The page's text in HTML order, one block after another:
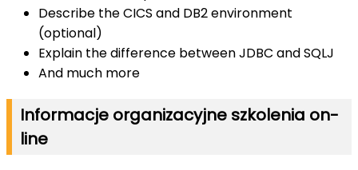
Describe the CICS and DB2 environment
(optional)
Explain the difference between JDBC and SQLJ
And much more
Informacje organizacyjne szkolenia on-
line